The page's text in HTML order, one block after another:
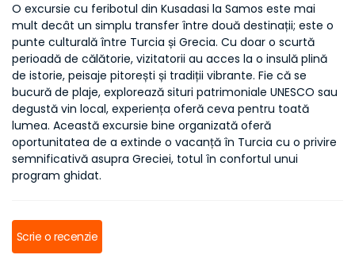
O excursie cu feribotul din Kusadasi la Samos este mai
mult decât un simplu transfer între două destinații; este o
punte culturală între Turcia și Grecia. Cu doar o scurtă
perioadă de călătorie, vizitatorii au acces la o insulă plină
de istorie, peisaje pitorești și tradiții vibrante. Fie că se
bucură de plaje, explorează situri patrimoniale UNESCO sau
degustă vin local, experiența oferă ceva pentru toată
lumea. Această excursie bine organizată oferă
oportunitatea de a extinde o vacanță în Turcia cu o privire
semnificativă asupra Greciei, totul în confortul unui
program ghidat.
Scrie o recenzie